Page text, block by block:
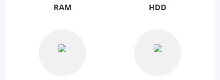
RAM HDD